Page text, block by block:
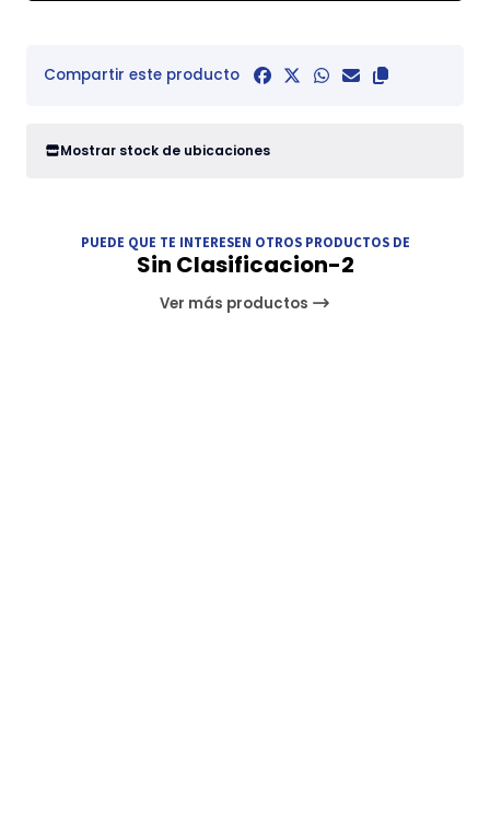
Compartir este producto
Mostrar stock de ubicaciones
PUEDE QUE TE INTERESEN OTROS PRODUCTOS DE
Sin Clasificacion-2
Ver más productos